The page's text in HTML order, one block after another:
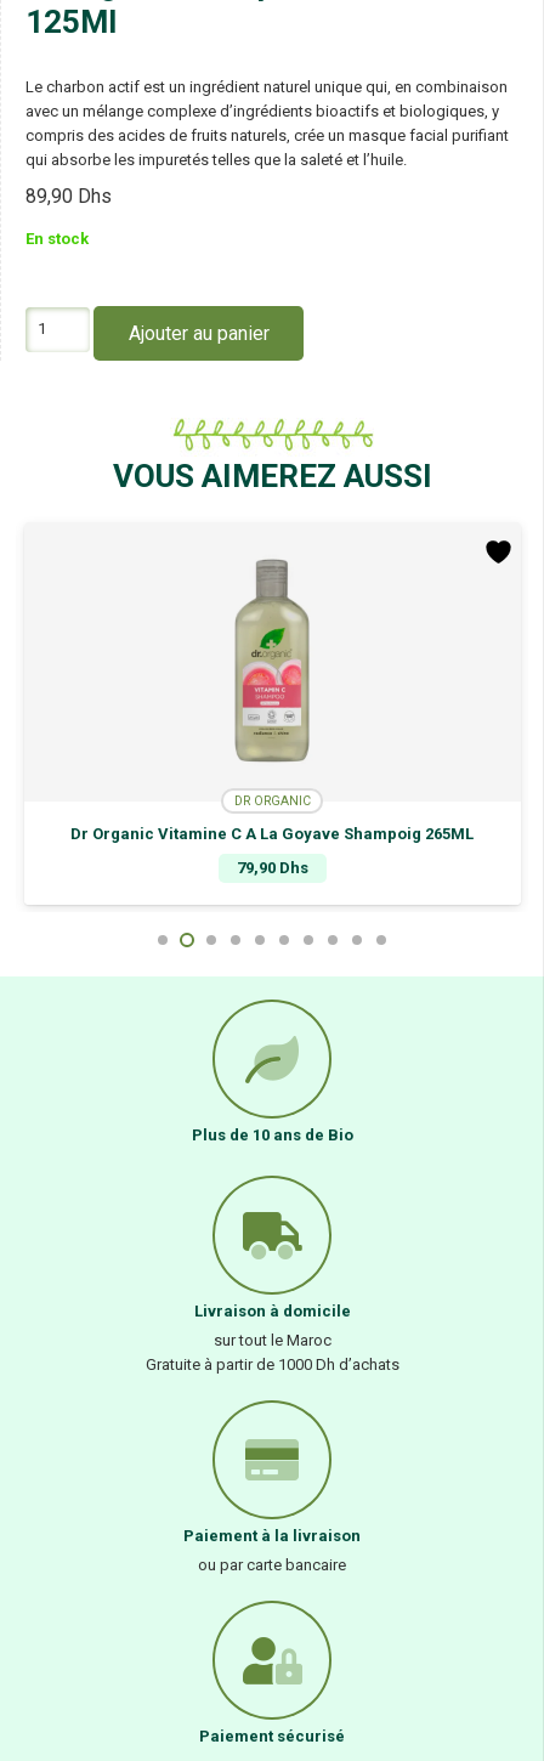
125Ml
Le charbon actif est un ingrédient naturel unique qui, en combinaison
avec un mélange complexe d’ingrédients bioactifs et biologiques, y
compris des acides de fruits naturels, crée un masque facial purifiant
qui absorbe les impuretés telles que la saleté et l’huile.
89,90 Dhs
En stock
Ajouter au panier
VOUS AIMEREZ AUSSI
DR ORGANIC
Dr Organic Vitamine C A La Goyave Shampoig 265ML
79,90 Dhs
Plus de 10 ans de Bio
Livraison à domicile
sur tout le Maroc
Gratuite à partir de 1000 Dh d’achats
Paiement à la livraison
ou par carte bancaire
Paiement sécurisé